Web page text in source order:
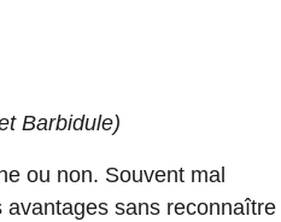
Barbidule)
ou non. Souvent mal
sans reconnaître